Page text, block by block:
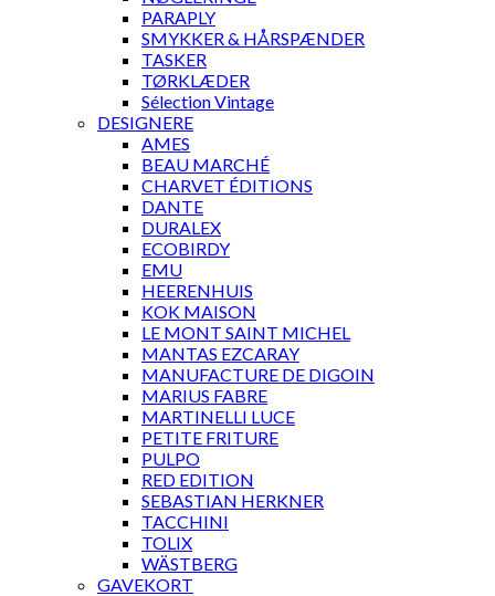
PARAPLY
SMYKKER & HÅRSPÆNDER
TASKER
TØRKLÆDER
Sélection Vintage
DESIGNERE
AMES
BEAU MARCHÉ
CHARVET ÉDITIONS
DANTE
DURALEX
ECOBIRDY
EMU
HEERENHUIS
KOK MAISON
LE MONT SAINT MICHEL
MANTAS EZCARAY
MANUFACTURE DE DIGOIN
MARIUS FABRE
MARTINELLI LUCE
PETITE FRITURE
PULPO
RED EDITION
SEBASTIAN HERKNER
TACCHINI
TOLIX
WÄSTBERG
GAVEKORT